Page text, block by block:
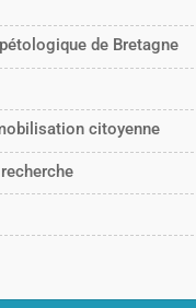
de Bretagne
citoyenne